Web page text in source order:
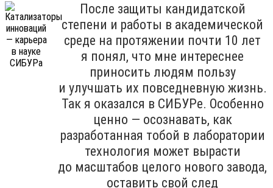
После защиты кандидатской
степени и работы в академической
среде на протяжении почти 10 лет
я понял, что мне интереснее
приносить людям пользу
и улучшать их повседневную жизнь.
Так я оказался в СИБУРе. Особенно
ценно — осознавать, как
разработанная тобой в лаборатории
технология может вырасти
до масштабов целого нового завода,
оставить свой след